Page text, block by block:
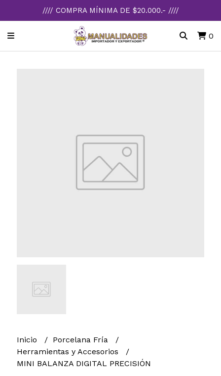
//// COMPRA MÍNIMA DE $20.000.- ////
0
Inicio
Porcelana Fría
Herramientas y Accesorios
MINI BALANZA DIGITAL PRECISIÓN